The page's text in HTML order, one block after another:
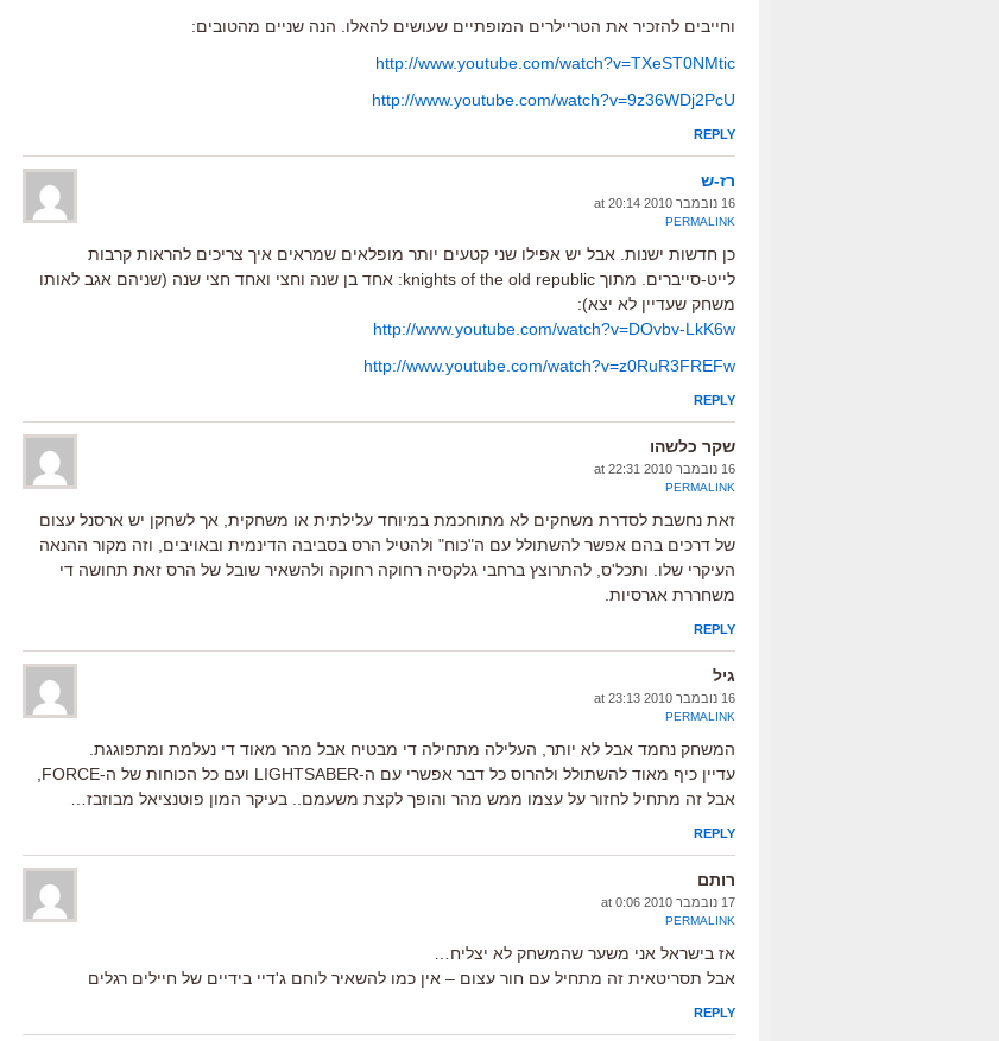
וחייבים להזכיר את הטריילרים המופתיים שעושים להאלו. הנה שניים מהטובים:
http://www.youtube.com/watch?v=TXeST0NMtic
http://www.youtube.com/watch?v=9z36WDj2PcU
REPLY
רז-ש
16 נובמבר 2010 at 20:14
PERMALINK
כן חדשות ישנות. אבל יש אפילו שני קטעים יותר מופלאים שמראים איך צריכים להראות קרבות
לייט-סייברים. מתוך knights of the old republic: אחד בן שנה וחצי ואחד חצי שנה (שניהם אגב לאותו
משחק שעדיין לא יצא):
http://www.youtube.com/watch?v=DOvbv-LkK6w
http://www.youtube.com/watch?v=z0RuR3FREFw
REPLY
שקר כלשהו
16 נובמבר 2010 at 22:31
PERMALINK
זאת נחשבת לסדרת משחקים לא מתוחכמת במיוחד עלילתית או משחקית, אך לשחקן יש ארסנל עצום
של דרכים בהם אפשר להשתולל עם ה"כוח" ולהטיל הרס בסביבה הדינמית ובאויבים, וזה מקור ההנאה
העיקרי שלו. ותכל'ס, להתרוצץ ברחבי גלקסיה רחוקה רחוקה ולהשאיר שובל של הרס זאת תחושה די
משחררת אגרסיות.
REPLY
גיל
16 נובמבר 2010 at 23:13
PERMALINK
המשחק נחמד אבל לא יותר, העלילה מתחילה די מבטיח אבל מהר מאוד די נעלמת ומתפוגגת.
אבל זה מתחיל לחזור על עצמו ממש מהר והופך לקצת משעמם.. בעיקר המון פוטנציאל מבוזבז…
REPLY
רותם
17 נובמבר 2010 at 0:06
PERMALINK
אז בישראל אני משער שהמשחק לא יצליח…
אבל תסריטאית זה מתחיל עם חור עצום – אין כמו להשאיר לוחם ג'דיי בידיים של חיילים רגלים
REPLY